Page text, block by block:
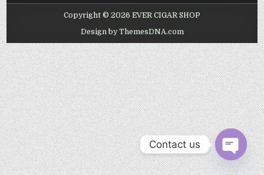
Copyright © 2026 EVER CIGAR SHOP
Design by ThemesDNA.com
Contact us
OPEN